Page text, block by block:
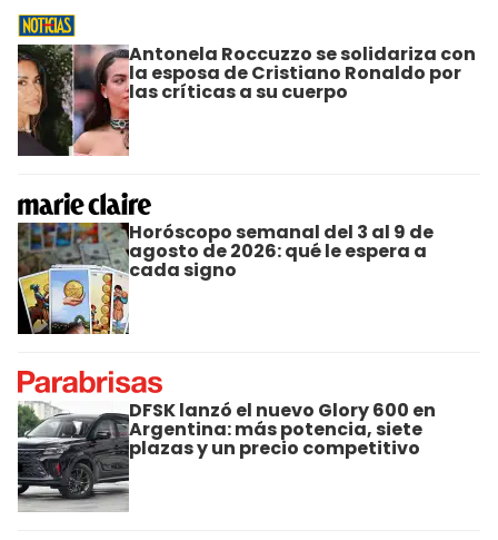
Antonela Roccuzzo se solidariza con
la esposa de Cristiano Ronaldo por
las críticas a su cuerpo
Horóscopo semanal del 3 al 9 de
agosto de 2026: qué le espera a
cada signo
DFSK lanzó el nuevo Glory 600 en
Argentina: más potencia, siete
plazas y un precio competitivo